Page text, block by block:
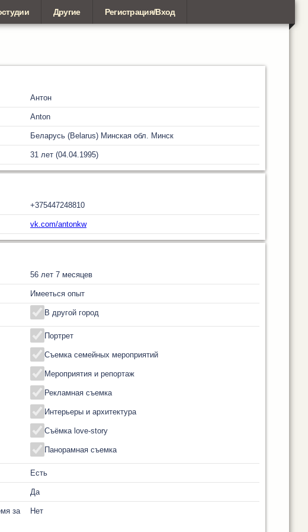
Другие Регистрация/Вход
Антон
Anton
Беларусь (Belarus) Минская обл. Минск
31 лет (04.04.1995)
+375447248810
vk.com/antonkw
56 лет 7 месяцев
Имееться опыт
В другой город
Портрет
Съемка семейных мероприятий
Мероприятия и репортаж
Рекламная съемка
Интерьеры и архитектура
Съёмка love-story
Панорамная съемка
Есть
Да
за
Нет